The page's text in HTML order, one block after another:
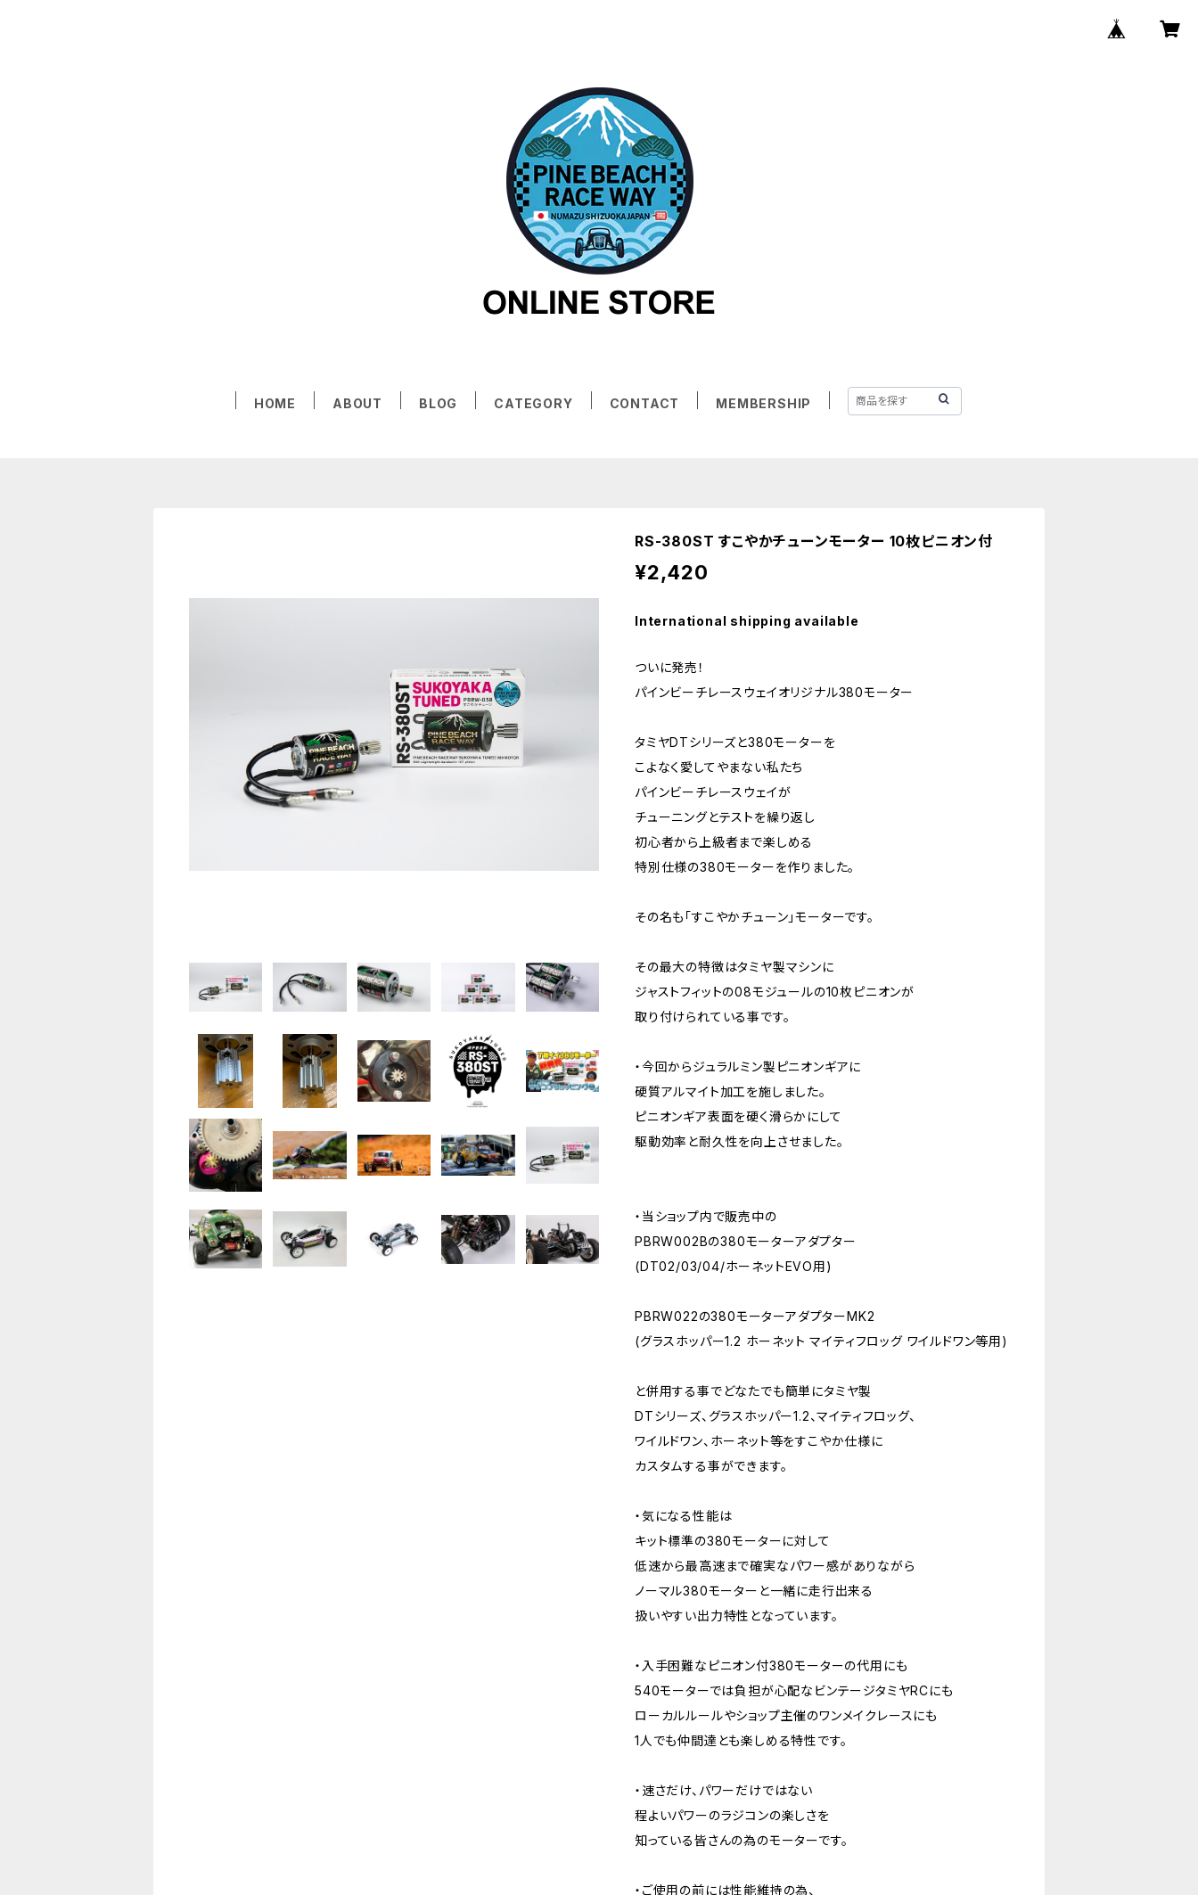
HOME ABOUT BLOG CATEGORY CONTACT MEMBERSHIP
RS-380ST すこやかチューンモーター 10枚ピニオン付
¥2,420
International shipping available
ついに発売！
パインビーチレースウェイオリジナル380モーター
タミヤDTシリーズと380モーターを
こよなく愛してやまない私たち
パインビーチレースウェイが
チューニングとテストを繰り返し
初心者から上級者まで楽しめる
特別仕様の380モーターを作りました。
その名も「すこやかチューン」モーターです。
その最大の特徴はタミヤ製マシンに
ジャストフィットの08モジュールの10枚ピニオンが
取り付けられている事です。
・今回からジュラルミン製ピニオンギアに
硬質アルマイト加工を施しました。
ピニオンギア表面を硬く滑らかにして
駆動効率と耐久性を向上させました。
・当ショップ内で販売中の
PBRW002Bの380モーターアダプター
(DT02/03/04/ホーネットEVO用)
PBRW022の380モーターアダプターMK2
(グラスホッパー1.2 ホーネット マイティフロッグ ワイルドワン等用)
と併用する事でどなたでも簡単にタミヤ製
DTシリーズ、グラスホッパー1.2、マイティフロッグ、
ワイルドワン、ホーネット等をすこやか仕様に
カスタムする事ができます。
・気になる性能は
キット標準の380モーターに対して
低速から最高速まで確実なパワー感がありながら
ノーマル380モーターと一緒に走行出来る
扱いやすい出力特性となっています。
・入手困難なピニオン付380モーターの代用にも
540モーターでは負担が心配なビンテージタミヤRCにも
ローカルルールやショップ主催のワンメイクレースにも
1人でも仲間達とも楽しめる特性です。
・速さだけ、パワーだけではない
程よいパワーのラジコンの楽しさを
知っている皆さんの為のモーターです。
・ご使用の前には性能維持の為、